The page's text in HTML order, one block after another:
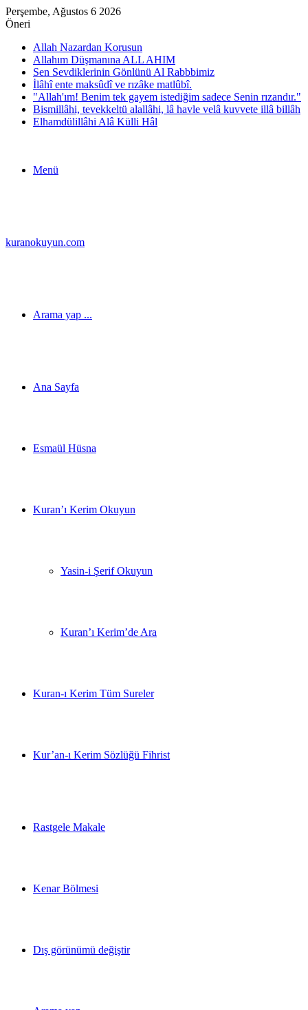
Perşembe, Ağustos 6 2026
Öneri
Allah Nazardan Korusun
Allahım Düşmanına ALL AHIM
Sen Sevdiklerinin Gönlünü Al Rabbbimiz
İlâhî ente maksûdî ve rızâke matlûbî.
"Allah'ım! Benim tek gayem istediğim sadece Senin rızandır."
Bismillâhi, tevekkeltü alallâhi, lâ havle velâ kuvvete illâ billâh
Elhamdülillâhi Alâ Külli Hâl
Menü
kuranokuyun.com
Arama yap ...
Ana Sayfa
Esmaül Hüsna
Kuran’ı Kerim Okuyun
Yasin-i Şerif Okuyun
Kuran’ı Kerim’de Ara
Kuran-ı Kerim Tüm Sureler
Kur’an-ı Kerim Sözlüğü Fihrist
Rastgele Makale
Kenar Bölmesi
Dış görünümü değiştir